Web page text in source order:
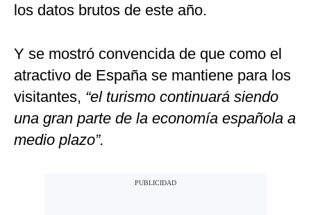
los datos brutos de este año.
Y se mostró convencida de que como el
atractivo de España se mantiene para los
visitantes, “el turismo continuará siendo
una gran parte de la economía española a
medio plazo”.